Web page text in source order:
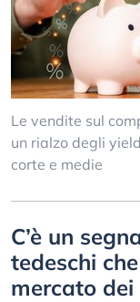
Le vendite sul
un rialzo degli
corte e medie
C’è un
tedeschi
mercato dei